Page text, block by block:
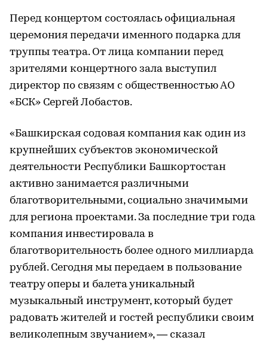
Перед концертом состоялась официальная
церемония передачи именного подарка для
труппы театра. От лица компании перед
зрителями концертного зала выступил
директор по связям с общественностью АО
«БСК» Сергей Лобастов.
«Башкирская содовая компания как один из
крупнейших субъектов экономической
деятельности Республики Башкортостан
активно занимается различными
благотворительными, социально значимыми
для региона проектами. За последние три года
компания инвестировала в
благотворительность более одного миллиарда
рублей. Сегодня мы передаем в пользование
театру оперы и балета уникальный
музыкальный инструмент, который будет
радовать жителей и гостей республики своим
великолепным звучанием», — сказал